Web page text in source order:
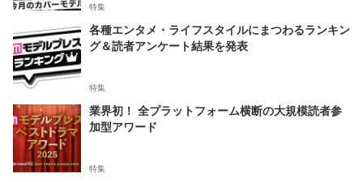
特集
各種エンタメ・ライフスタイルにまつわるランキン
グ＆読者アンケート結果を発表
特集
業界初！ 全プラットフォーム横断の大規模読者参
加型アワード
特集